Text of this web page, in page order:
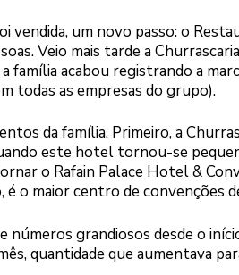
vendida, um novo passo: o
Veio mais tarde a
família acabou registrando a
todas as empresas do grupo).
da família. Primeiro, a
este hotel tornou-se
o Rafain Palace Hotel &
é o maior centro de convenções
números grandiosos desde o
quantidade que aumentava